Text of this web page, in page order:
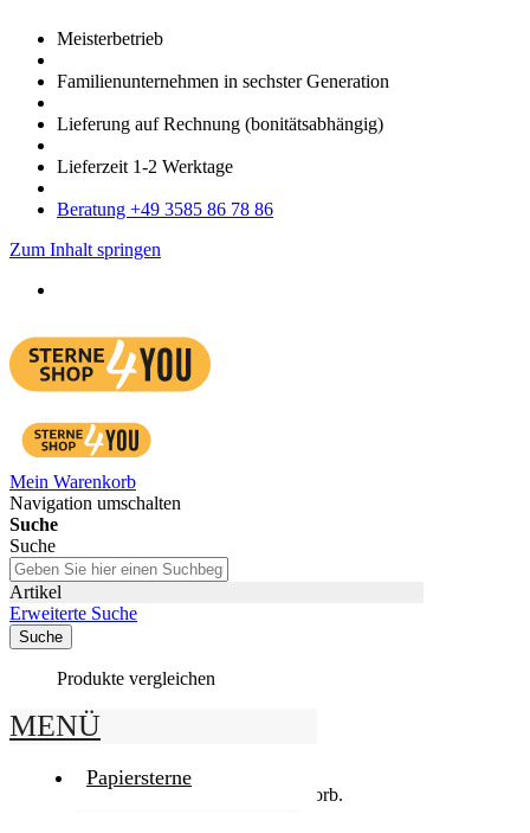
Meister­betrieb
Familien­unter­nehmen in sechster Gene­ration
Lieferung auf Rech­nung (bonitätsabhängig)
Liefer­zeit 1-2 Werk­tage
Bera­tung +49 3585 86 78 86
Zum Inhalt springen
Mein Warenkorb
Navigation umschalten
Suche
Suche
Artikel
Erweiterte Suche
Suche
Produkte vergleichen
MENÜ
Papiersterne
Warenkorb
Sie haben keine Artikel in Ihrem Warenkorb.